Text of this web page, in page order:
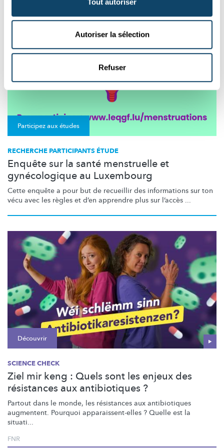
Autoriser la sélection
Refuser
Participez aux études
RECHERCHE PARTICIPANTS ÉTUDE
Enquête sur la santé menstruelle et
gynécologique au Luxembourg
Cette enquête a pour but de recueillir des informations sur ton
vécu avec les règles et d’en apprendre plus sur l’accès ...
Découvrir
SCIENCE CHECK
Ziel mir keng : Quels sont les enjeux des
résistances aux antibiotiques ?
Partout dans le monde, les résistances aux antibiotiques
augmentent. Pourquoi apparaissent-elles ? Quelle est la
situati...
FNR